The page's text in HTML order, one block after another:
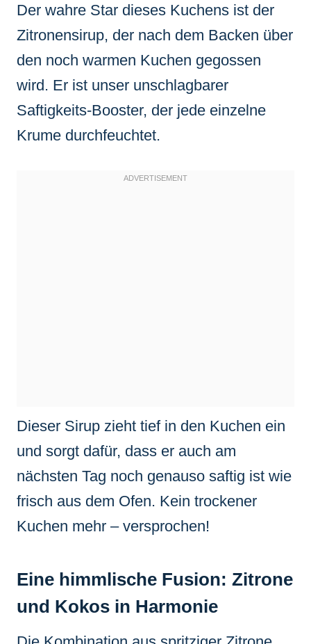
Der wahre Star dieses Kuchens ist der
Zitronensirup, der nach dem Backen über
den noch warmen Kuchen gegossen
wird. Er ist unser unschlagbarer
Saftigkeits-Booster, der jede einzelne
Krume durchfeuchtet.
Dieser Sirup zieht tief in den Kuchen ein
und sorgt dafür, dass er auch am
nächsten Tag noch genauso saftig ist wie
frisch aus dem Ofen. Kein trockener
Kuchen mehr – versprochen!
Eine himmlische Fusion: Zitrone
und Kokos in Harmonie